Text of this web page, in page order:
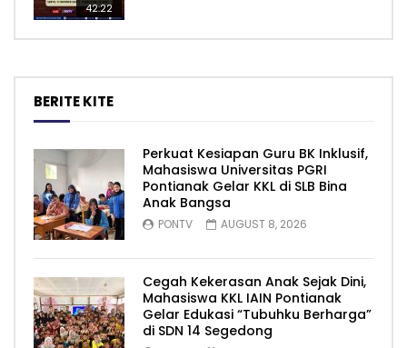
42:22
BERITE KITE
Perkuat Kesiapan Guru BK Inklusif,
Mahasiswa Universitas PGRI
Pontianak Gelar KKL di SLB Bina
Anak Bangsa
PONTV AUGUST 8, 2026
Cegah Kekerasan Anak Sejak Dini,
Mahasiswa KKL IAIN Pontianak
Gelar Edukasi “Tubuhku Berharga”
di SDN 14 Segedong